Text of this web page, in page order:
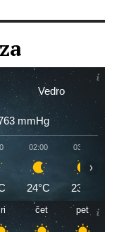
Vedro
mmHg
02:00
24°C
03:00
23°C
›
čet pet